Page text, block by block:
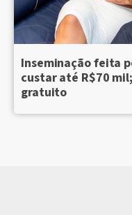
Inseminação feita
custar até R$70
gratuito